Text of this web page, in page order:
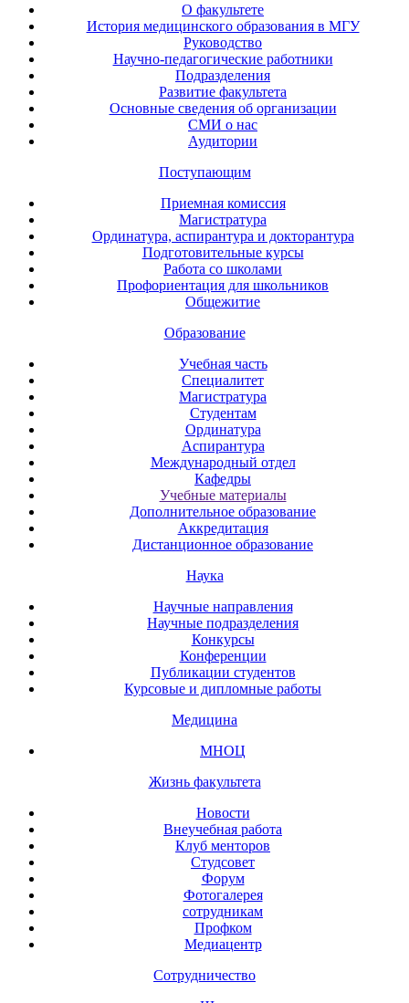
О факультете
История медицинского образования в МГУ
Руководство
Научно-педагогические работники
Подразделения
Развитие факультета
Основные сведения об организации
СМИ о нас
Аудитории
Поступающим
Приемная комиссия
Магистратура
Ординатура, аспирантура и докторантура
Подготовительные курсы
Работа со школами
Профориентация для школьников
Общежитие
Образование
Учебная часть
Специалитет
Магистратура
Студентам
Ординатура
Аспирантура
Международный отдел
Кафедры
Учебные материалы
Дополнительное образование
Аккредитация
Дистанционное образование
Наука
Научные направления
Научные подразделения
Конкурсы
Конференции
Публикации студентов
Курсовые и дипломные работы
Медицина
МНОЦ
Жизнь факультета
Новости
Внеучебная работа
Клуб менторов
Студсовет
Форум
Фотогалерея
сотрудникам
Профком
Медиацентр
Сотрудничество